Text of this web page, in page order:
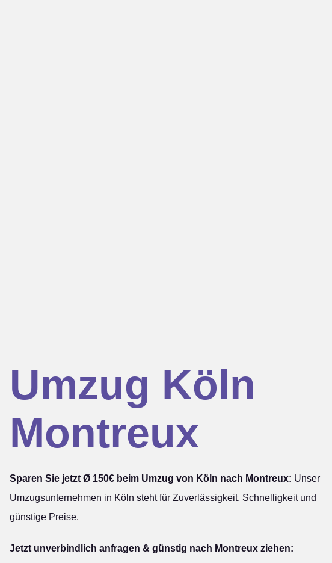
Umzug Köln
Montreux
Sparen Sie jetzt Ø 150€ beim Umzug von Köln nach Montreux: Unser
Umzugsunternehmen in Köln steht für Zuverlässigkeit, Schnelligkeit und
günstige Preise.
Jetzt unverbindlich anfragen & günstig nach Montreux ziehen: